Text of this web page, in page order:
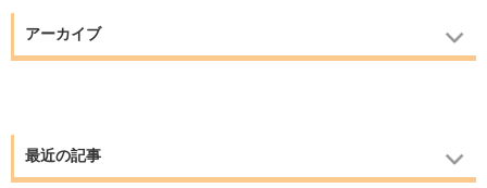
アーカイブ
最近の記事